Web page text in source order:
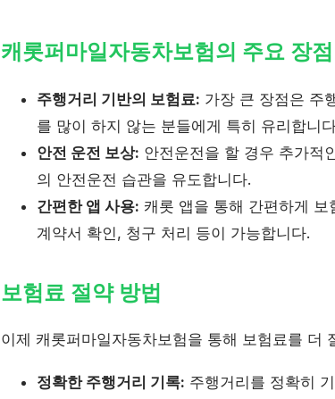
캐롯퍼마일자동차보험의 주요 장점
주행거리 기반의 보험료: 가장 큰 장점은 주
를 많이 하지 않는 분들에게 특히 유리합니
안전 운전 보상: 안전운전을 할 경우 추가적
의 안전운전 습관을 유도합니다.
간편한 앱 사용: 캐롯 앱을 통해 간편하게
계약서 확인, 청구 처리 등이 가능합니다.
보험료 절약 방법
이제 캐롯퍼마일자동차보험을 통해 보험료를 더
정확한 주행거리 기록: 주행거리를 정확히